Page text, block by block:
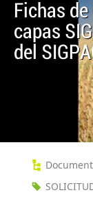
Fichas
capas
del